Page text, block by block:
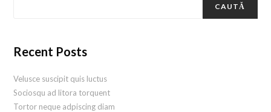
CAUTĂ
Recent Posts
Velusce suscipit quis luctus
Sociosqu ad litora torquent
Tortor neque adpiscing diam